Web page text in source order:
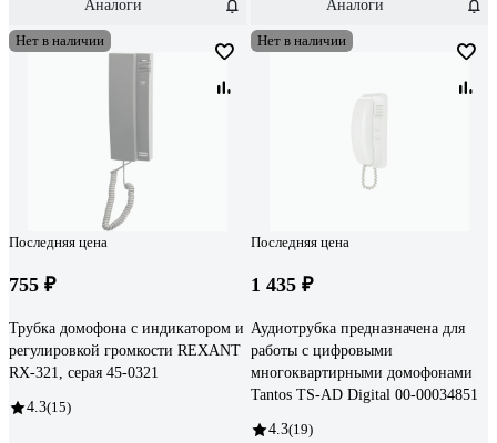
Аналоги Аналоги
Нет в наличии
Последняя цена
755 ₽
Трубка домофона с индикатором и
регулировкой громкости REXANT
RX-321, серая 45-0321
4.3(15)
Нет в наличии
Последняя цена
1 435 ₽
Аудиотрубка предназначена для
работы c цифровыми
многоквартирными домофонами
Tantos TS-AD Digital 00-00034851
4.3(19)